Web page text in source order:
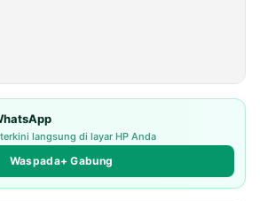
langsung di layar HP Anda
Waspada+ Gabung